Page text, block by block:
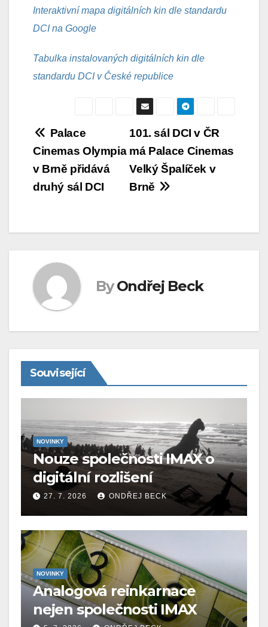
Interaktivní mapa digitálních kin dle standardu
DCI na Google
Tabulka instalovaných digitálních kin dle
standardu DCI v České republice
Navigace
pro
příspěvek
101. sál DCI v ČR
má Palace Cinemas
Velký Špalíček v
Brně
Palace
Cinemas Olympia
v Brně přidává
druhý sál DCI
By Ondřej Beck
Související
NOVINKY
Nouze společnosti IMAX o
digitální rozlišení
27. 7. 2026 ONDŘEJ BECK
NOVINKY
Analogová reinkarnace
nejen společnosti IMAX